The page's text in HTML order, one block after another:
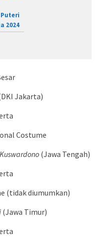
2024
Jakarta)
Costume
(Jawa Tengah)
(tidak diumumkan)
(Jawa Timur)